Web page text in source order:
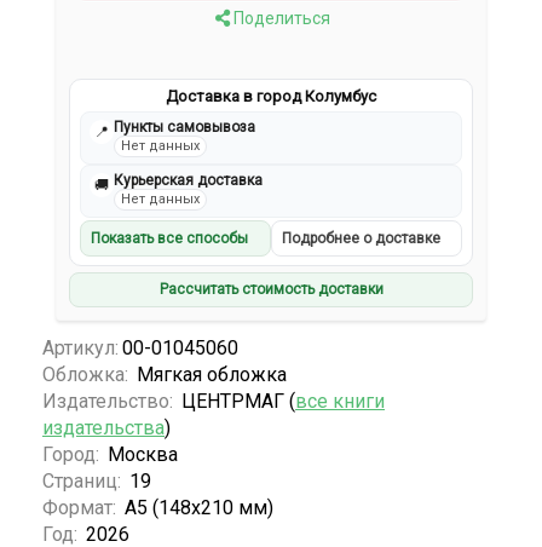
Поделиться
Доставка в город Колумбус
📍 Пункты самовывоза
Нет данных
🚚 Курьерская доставка
Нет данных
Показать все способы Подробнее о доставке
Рассчитать стоимость доставки
Артикул: 00-01045060
Обложка: Мягкая обложка
Издательство: ЦЕНТРМАГ (все книги
издательства)
Город: Москва
Страниц: 19
Формат: А5 (148x210 мм)
Год: 2026